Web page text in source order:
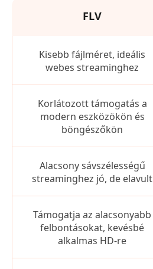
FLV
Kisebb fájlméret, ideális
webes streaminghez
Korlátozott támogatás a
modern eszközökön és
böngészőkön
Alacsony sávszélességű
streaminghez jó, de elavult
Támogatja az alacsonyabb
felbontásokat, kevésbé
alkalmas HD-re